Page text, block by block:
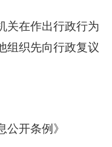
关在作出行政行为
组织先向行政复议
公开条例》